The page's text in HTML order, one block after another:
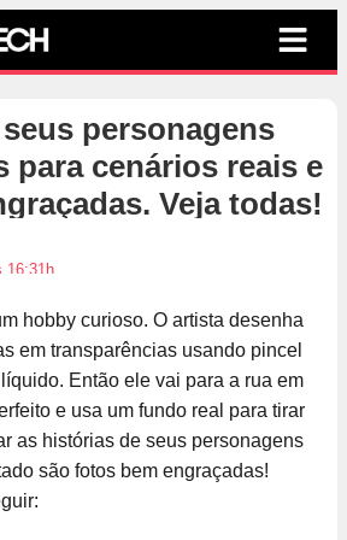
personagens
para cenários reais e
Veja todas!
16:31h
hobby curioso. O artista desenha
em transparências usando pincel
Então ele vai para a rua em
e usa um fundo real para tirar
as histórias de seus personagens
são fotos bem engraçadas!